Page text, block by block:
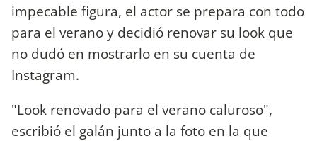
impecable figura, el actor se prepara con todo
para el verano y decidió renovar su look que
no dudó en mostrarlo en su cuenta de
Instagram.
"Look renovado para el verano caluroso",
escribió el galán junto a la foto en la que